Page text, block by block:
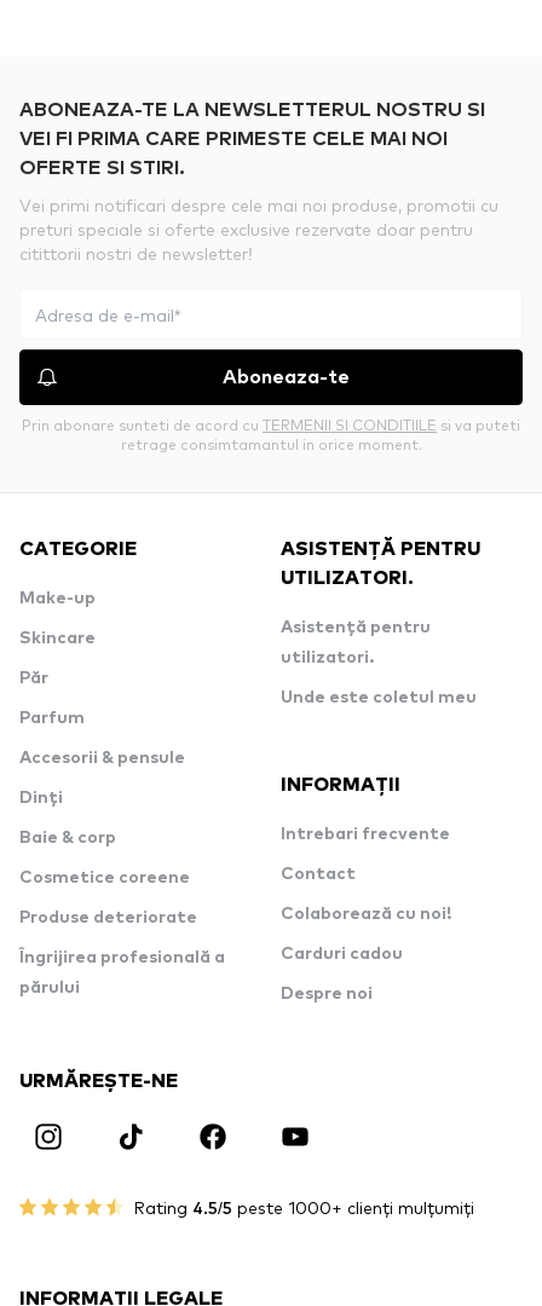
ABONEAZA-TE LA NEWSLETTERUL NOSTRU SI
VEI FI PRIMA CARE PRIMESTE CELE MAI NOI
OFERTE SI STIRI.
Vei primi notificari despre cele mai noi produse, promotii cu
preturi speciale si oferte exclusive rezervate doar pentru
citittorii nostri de newsletter!
Aboneaza-te
Prin abonare sunteti de acord cu TERMENII SI CONDITIILE si va puteti
retrage consimtamantul in orice moment.
CATEGORIE
Make-up
Skincare
Păr
Parfum
Accesorii & pensule
Dinți
Baie & corp
Cosmetice coreene
Produse deteriorate
Îngrijirea profesională a
părului
ASISTENȚĂ PENTRU
UTILIZATORI.
Asistență pentru
utilizatori.
Unde este coletul meu
INFORMAȚII
Intrebari frecvente
Contact
Colaborează cu noi!
Carduri cadou
Despre noi
URMĂREȘTE-NE
Rating 4.5/5 peste 1000+ clienți mulțumiți
INFORMAȚII LEGALE